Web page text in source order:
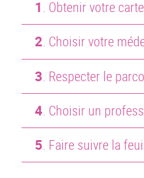
1. Obtenir votre
2. Choisir votre
3 . Respecter le
4. Choisir un
5. Faire suivre la